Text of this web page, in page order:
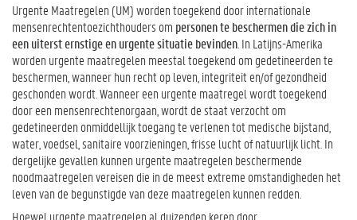
Urgente Maatregelen (UM) worden toegekend door internationale
mensenrechtentoezichthouders om personen te beschermen die zich in
een uiterst ernstige en urgente situatie bevinden . In Latijns-Amerika
worden urgente maatregelen meestal toegekend om gedetineerden te
beschermen, wanneer hun recht op leven, integriteit en/of gezondheid
geschonden wordt. Wanneer een urgente maatregel wordt toegekend
door een mensenrechtenorgaan, wordt de staat verzocht om
gedetineerden onmiddellijk toegang te verlenen tot medische bijstand,
water, voedsel, sanitaire voorzieningen, frisse lucht of natuurlijk licht. In
dergelijke gevallen kunnen urgente maatregelen beschermende
noodmaatregelen vereisen die in de meest extreme omstandigheden het
leven van de begunstigde van deze maatregelen kunnen redden.
Hoewel urgente maatregelen al duizenden keren door